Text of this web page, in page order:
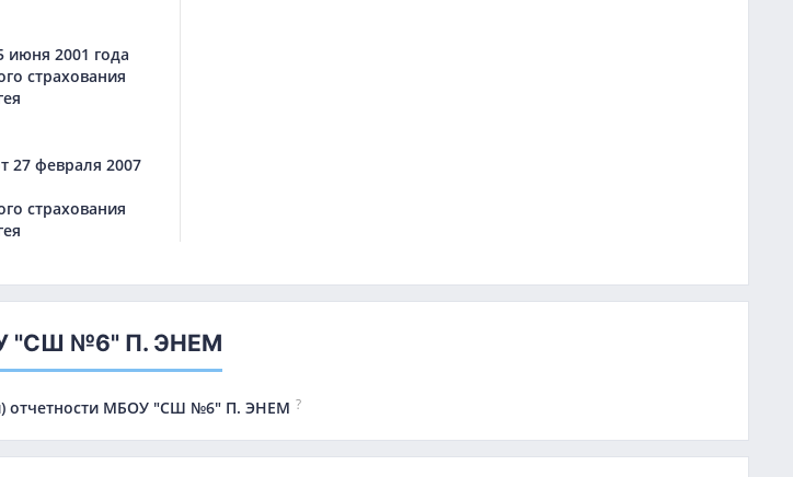
июня 2001 года
страхования
27 февраля 2007
страхования
"СШ №6" П. ЭНЕМ
отчетности МБОУ "СШ №6" П. ЭНЕМ ?